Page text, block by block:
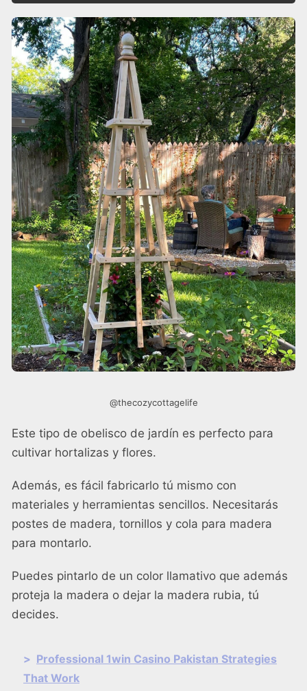
@thecozycottagelife
Este tipo de obelisco de jardín es perfecto para
cultivar hortalizas y flores.
Además, es fácil fabricarlo tú mismo con
materiales y herramientas sencillos. Necesitarás
postes de madera, tornillos y cola para madera
para montarlo.
Puedes pintarlo de un color llamativo que además
proteja la madera o dejar la madera rubia, tú
decides.
> Professional 1win Casino Pakistan Strategies
That Work